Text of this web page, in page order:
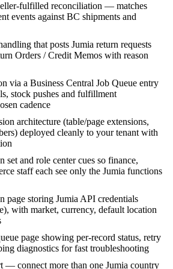
fulfilled reconciliation — matches
events against BC shipments and
that posts Jumia return requests
Orders / Credit Memos with reason
via a Business Central Job Queue entry
stock pushes and fulfillment
cadence
architecture (table/page extensions,
deployed cleanly to your tenant with
set and role center cues so finance,
staff each see only the Jumia functions
page storing Jumia API credentials
with market, currency, default location
page showing per-record status, retry
diagnostics for fast troubleshooting
— connect more than one Jumia country